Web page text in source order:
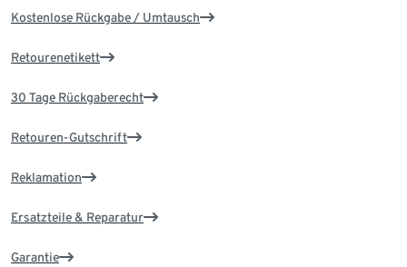
Kostenlose Rückgabe / Umtausch
Retourenetikett
30 Tage Rückgaberecht
Retouren-Gutschrift
Reklamation
Ersatzteile & Reparatur
Garantie